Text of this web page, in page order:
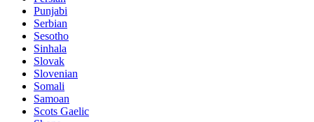
Punjabi
Serbian
Sesotho
Sinhala
Slovak
Slovenian
Somali
Samoan
Scots Gaelic